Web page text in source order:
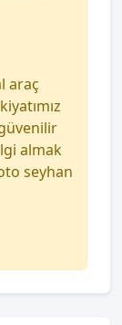
araç
almak
seyhan